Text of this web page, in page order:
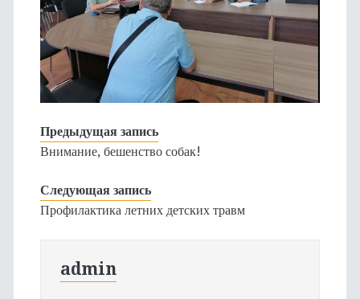
Предыдущая запись
Внимание, бешенство собак!
Следующая запись
Профилактика летних детских травм
admin